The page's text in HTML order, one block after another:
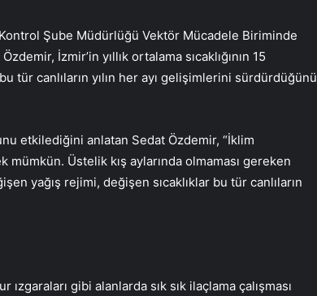
Şube Müdürlüğü Vektör Mücadele Biriminde
İzmir’in yıllık ortalama sıcaklığının 15
canlıların yılın her ayı gelişimlerini sürdürdüğünü
etkilediğini anlatan Sedat Özdemir, “İklim
Üstelik kış aylarında olmaması gereken
yağış rejimi, değişen sıcaklıklar bu tür canlıların
gibi alanlarda sık sık ilaçlama çalışması